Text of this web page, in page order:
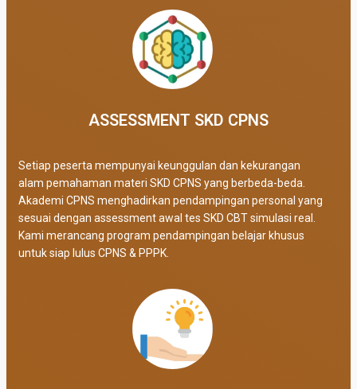
ASSESSMENT SKD CPNS
Setiap peserta mempunyai keunggulan dan kekurangan
alam pemahaman materi SKD CPNS yang berbeda-beda.
Akademi CPNS menghadirkan pendampingan personal yang
sesuai dengan assessment awal tes SKD CBT simulasi real.
Kami merancang program pendampingan belajar khusus
untuk siap lulus CPNS & PPPK.